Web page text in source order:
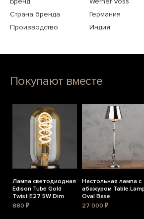
Страна бренда
Германия
Производство
Индия
Покупают вместе
Лампа светодиодная
Edison Tube Gold
Twist E27 5W Dim
880 ₽
Настольная лампа с
абажуром Table
Oval Base
27 000 ₽